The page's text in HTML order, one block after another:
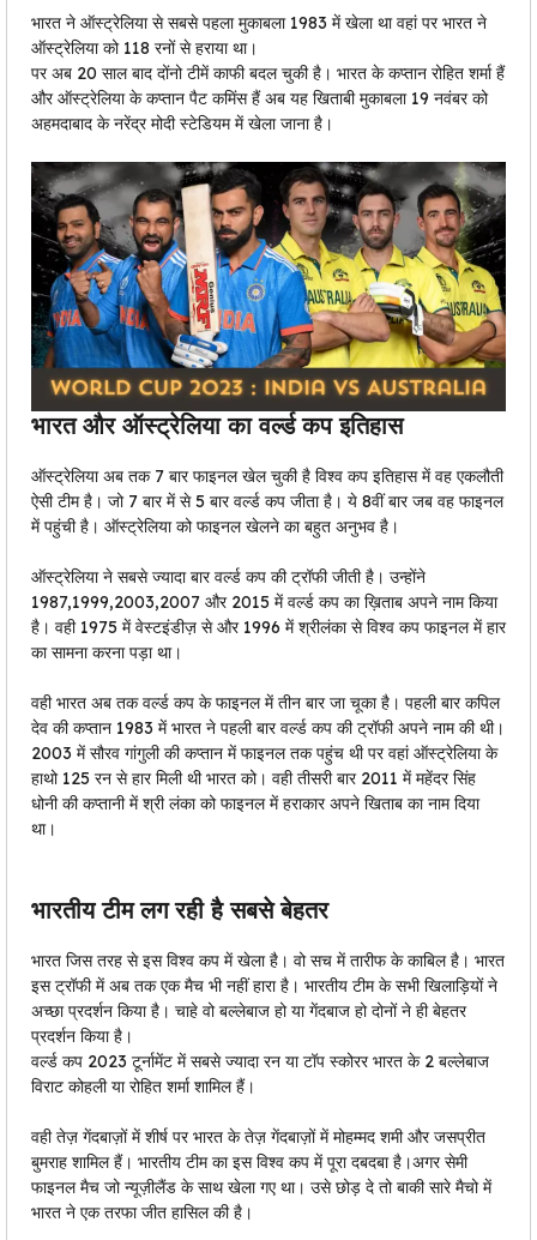
भारत ने ऑस्ट्रेलिया से सबसे पहला मुकाबला 1983 में खेला था वहां पर भारत ने
ऑस्ट्रेलिया को 118 रनों से हराया था।
पर अब 20 साल बाद दोंनो टीमें काफी बदल चुकी है। भारत के कप्तान रोहित शर्मा हैं
और ऑस्ट्रेलिया के कप्तान पैट कमिंस हैं अब यह खिताबी मुकाबला 19 नवंबर को
अहमदाबाद के नरेंद्र मोदी स्टेडियम में खेला जाना है।
भारत और ऑस्ट्रेलिया का वर्ल्ड कप इतिहास
ऑस्ट्रेलिया अब तक 7 बार फाइनल खेल चुकी है विश्व कप इतिहास में वह एकलौती
ऐसी टीम है। जो 7 बार में से 5 बार वर्ल्ड कप जीता है। ये 8वीं बार जब वह फाइनल
में पहुंची है। ऑस्ट्रेलिया को फाइनल खेलने का बहुत अनुभव है।
ऑस्ट्रेलिया ने सबसे ज्यादा बार वर्ल्ड कप की ट्रॉफी जीती है। उन्होंने
1987,1999,2003,2007 और 2015 में वर्ल्ड कप का ख़िताब अपने नाम किया
है। वही 1975 में वेस्टइंडीज़ से और 1996 में श्रीलंका से विश्व कप फाइनल में हार
का सामना करना पड़ा था।
वही भारत अब तक वर्ल्ड कप के फाइनल में तीन बार जा चूका है। पहली बार कपिल
देव की कप्तान 1983 में भारत ने पहली बार वर्ल्ड कप की ट्रॉफी अपने नाम की थी।
2003 में सौरव गांगुली की कप्तान में फाइनल तक पहुंच थी पर वहां ऑस्ट्रेलिया के
हाथो 125 रन से हार मिली थी भारत को। वही तीसरी बार 2011 में महेंदर सिंह
धोनी की कप्तानी में श्री लंका को फाइनल में हराकार अपने खिताब का नाम दिया
था।
भारतीय टीम लग रही है सबसे बेहतर
भारत जिस तरह से इस विश्व कप में खेला है। वो सच में तारीफ के काबिल है। भारत
इस ट्रॉफी में अब तक एक मैच भी नहीं हारा है। भारतीय टीम के सभी खिलाड़ियों ने
अच्छा प्रदर्शन किया है। चाहे वो बल्लेबाज हो या गेंदबाज हो दोनों ने ही बेहतर
प्रदर्शन किया है।
वर्ल्ड कप 2023 टूर्नामेंट में सबसे ज्यादा रन या टॉप स्कोरर भारत के 2 बल्लेबाज
विराट कोहली या रोहित शर्मा शामिल हैं।
वही तेज़ गेंदबाज़ों में शीर्ष पर भारत के तेज़ गेंदबाज़ों में मोहम्मद शमी और जसप्रीत
बुमराह शामिल हैं। भारतीय टीम का इस विश्व कप में पूरा दबदबा है।अगर सेमी
फाइनल मैच जो न्यूज़ीलैंड के साथ खेला गए था। उसे छोड़ दे तो बाकी सारे मैचो में
भारत ने एक तरफा जीत हासिल की है।